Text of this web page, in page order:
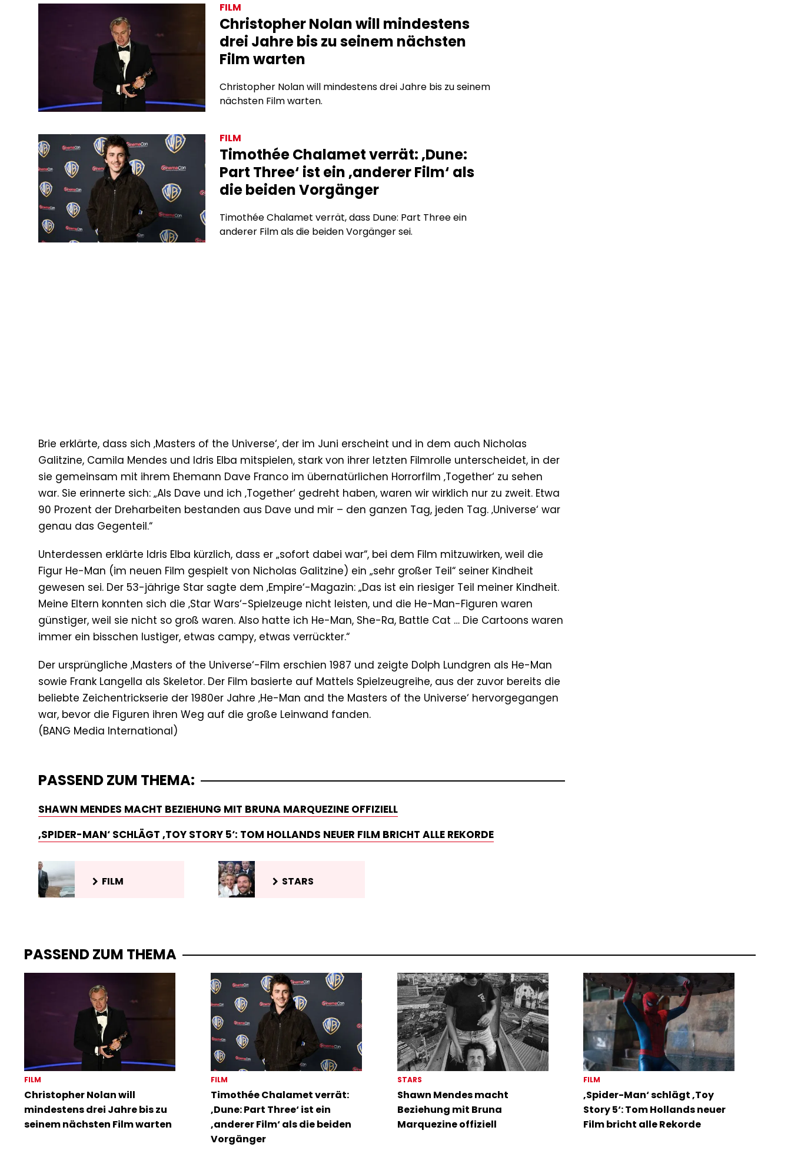
FILM
Christopher Nolan will mindestens
drei Jahre bis zu seinem nächsten
Film warten
Christopher Nolan will mindestens drei Jahre bis zu seinem
nächsten Film warten.
FILM
Timothée Chalamet verrät: ‚Dune:
Part Three‘ ist ein ‚anderer Film‘ als
die beiden Vorgänger
Timothée Chalamet verrät, dass Dune: Part Three ein
anderer Film als die beiden Vorgänger sei.
Brie erklärte, dass sich ‚Masters of the Universe‘, der im Juni erscheint und in dem auch Nicholas
Galitzine, Camila Mendes und Idris Elba mitspielen, stark von ihrer letzten Filmrolle unterscheidet, in der
sie gemeinsam mit ihrem Ehemann Dave Franco im übernatürlichen Horrorfilm ‚Together‘ zu sehen
war. Sie erinnerte sich: „Als Dave und ich ‚Together‘ gedreht haben, waren wir wirklich nur zu zweit. Etwa
90 Prozent der Dreharbeiten bestanden aus Dave und mir – den ganzen Tag, jeden Tag. ‚Universe‘ war
genau das Gegenteil.“
Unterdessen erklärte Idris Elba kürzlich, dass er „sofort dabei war“, bei dem Film mitzuwirken, weil die
Figur He-Man (im neuen Film gespielt von Nicholas Galitzine) ein „sehr großer Teil“ seiner Kindheit
gewesen sei. Der 53-jährige Star sagte dem ‚Empire‘-Magazin: „Das ist ein riesiger Teil meiner Kindheit.
Meine Eltern konnten sich die ‚Star Wars‘-Spielzeuge nicht leisten, und die He-Man-Figuren waren
günstiger, weil sie nicht so groß waren. Also hatte ich He-Man, She-Ra, Battle Cat … Die Cartoons waren
immer ein bisschen lustiger, etwas campy, etwas verrückter.“
Der ursprüngliche ‚Masters of the Universe‘-Film erschien 1987 und zeigte Dolph Lundgren als He-Man
sowie Frank Langella als Skeletor. Der Film basierte auf Mattels Spielzeugreihe, aus der zuvor bereits die
beliebte Zeichentrickserie der 1980er Jahre ‚He-Man and the Masters of the Universe‘ hervorgegangen
war, bevor die Figuren ihren Weg auf die große Leinwand fanden.
PASSEND ZUM THEMA:
SHAWN MENDES MACHT BEZIEHUNG MIT BRUNA MARQUEZINE OFFIZIELL
‚SPIDER-MAN‘ SCHLÄGT ‚TOY STORY 5‘: TOM HOLLANDS NEUER FILM BRICHT ALLE REKORDE
FILM STARS
PASSEND ZUM THEMA
FILM
Christopher Nolan will
mindestens drei Jahre bis zu
seinem nächsten Film warten
FILM
Timothée Chalamet verrät:
‚Dune: Part Three‘ ist ein
‚anderer Film‘ als die beiden
Vorgänger
STARS
Shawn Mendes macht
Beziehung mit Bruna
Marquezine offiziell
FILM
‚Spider-Man‘ schlägt ‚Toy
Story 5‘: Tom Hollands neuer
Film bricht alle Rekorde